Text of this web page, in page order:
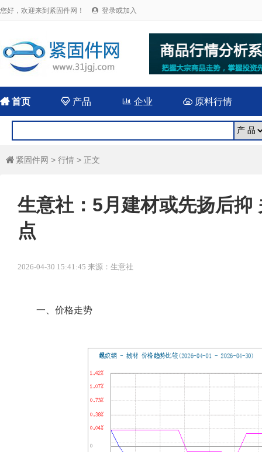
您好，欢迎来到紧固件网！  登录或加入
首页  产品 企业 原料行情
 紧固件网 > 行情 > 正文
生意社：5月建材或先扬后抑
点
2026-04-30 15:41:45 来源：生意社
一、价格走势